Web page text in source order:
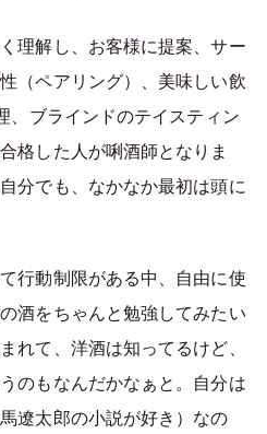
理解し、お客様に提案、サー
（ペアリング）、美味しい飲
、ブラインドのテイスティン
格した人が唎酒師となりま
分でも、なかなか最初は頭に
行動制限がある中、自由に使
酒をちゃんと勉強してみたい
れて、洋酒は知ってるけど、
のもなんだかなぁと。自分は
遼太郎の小説が好き）なの